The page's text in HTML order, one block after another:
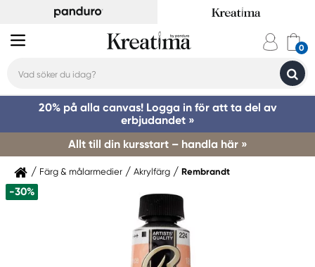
20% på alla canvas! Logga in för att ta del av
erbjudandet »
Allt till din kursstart – handla här »
Färg & målarmedier Akrylfärg Rembrandt
-30%